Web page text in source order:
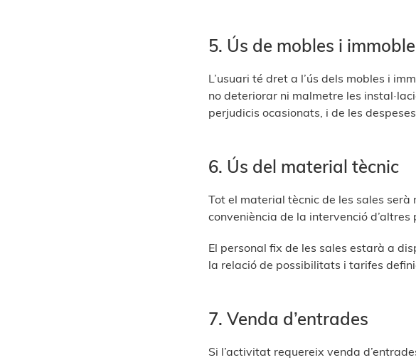
5. Ús de mobles i
L’usuari té dret a l’ús dels mobles i
no deteriorar ni malmetre les
perjudicis ocasionats, i de les
6. Ús del material tècnic
Tot el material tècnic de les sales
conveniència de la intervenció d’altres
El personal fix de les sales estarà a
la relació de possibilitats i tarifes
7. Venda d’entrades
Si l’activitat requereix venda